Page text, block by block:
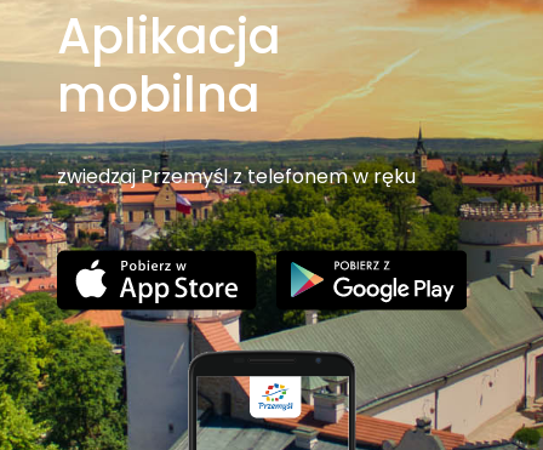
Aplikacja
mobilna
zwiedzaj Przemyśl z telefonem w ręku